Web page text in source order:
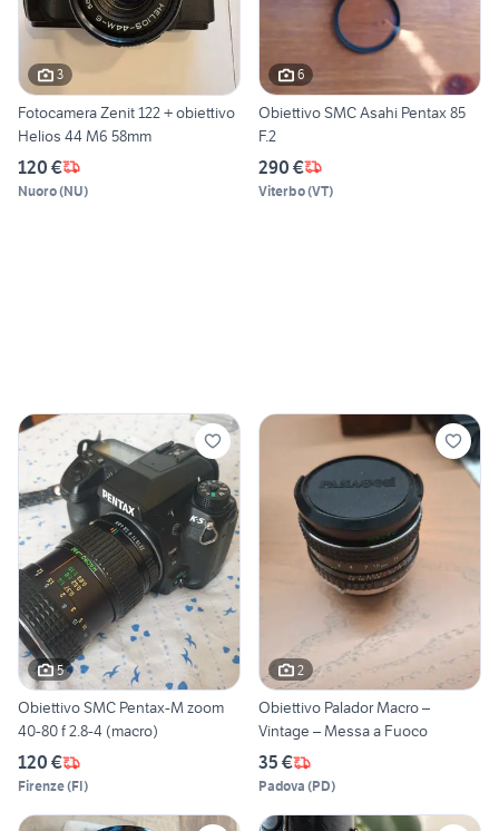
3
Fotocamera Zenit 122 + obiettivo
Helios 44 M6 58mm
120 €
Nuoro(NU)
6
Obiettivo SMC Asahi Pentax 85
F.2
290 €
Viterbo(VT)
5
Obiettivo SMC Pentax-M zoom
40-80 f 2.8-4 (macro)
120 €
Firenze(FI)
2
Obiettivo Palador Macro –
Vintage – Messa a Fuoco
35 €
Padova (PD)